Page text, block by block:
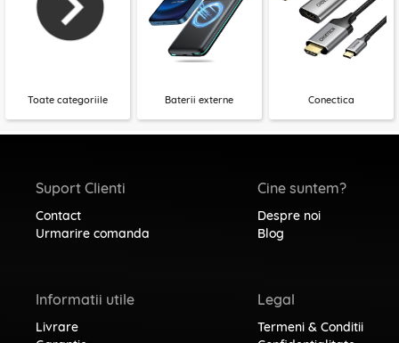
Toate categoriile Baterii externe Conectica
Suport Clienti
Contact
Urmarire comanda
Informatii utile
Livrare
Cine suntem?
Despre noi
Blog
Legal
Termeni & Conditii